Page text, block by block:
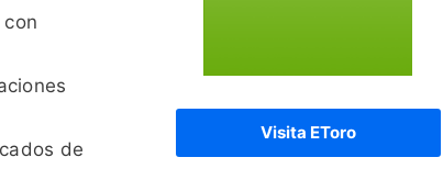
de
Visita EToro